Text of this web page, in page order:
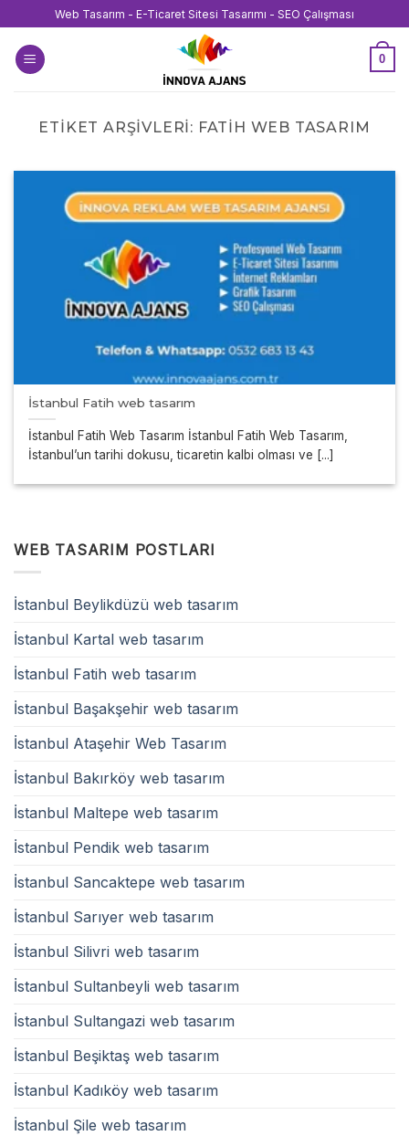
atla
Web Tasarım - E-Ticaret Sitesi Tasarımı - SEO Çalışması
0
ETIKET ARŞIVLERI: FATIH WEB TASARIM
İstanbul Fatih web tasarım
İstanbul Fatih Web Tasarım İstanbul Fatih Web Tasarım,
İstanbul’un tarihi dokusu, ticaretin kalbi olması ve [...]
WEB TASARIM POSTLARI
İstanbul Beylikdüzü web tasarım
İstanbul Kartal web tasarım
İstanbul Fatih web tasarım
İstanbul Başakşehir web tasarım
İstanbul Ataşehir Web Tasarım
İstanbul Bakırköy web tasarım
İstanbul Maltepe web tasarım
İstanbul Pendik web tasarım
İstanbul Sancaktepe web tasarım
İstanbul Sarıyer web tasarım
İstanbul Silivri web tasarım
İstanbul Sultanbeyli web tasarım
İstanbul Sultangazi web tasarım
İstanbul Beşiktaş web tasarım
İstanbul Kadıköy web tasarım
İstanbul Şile web tasarım